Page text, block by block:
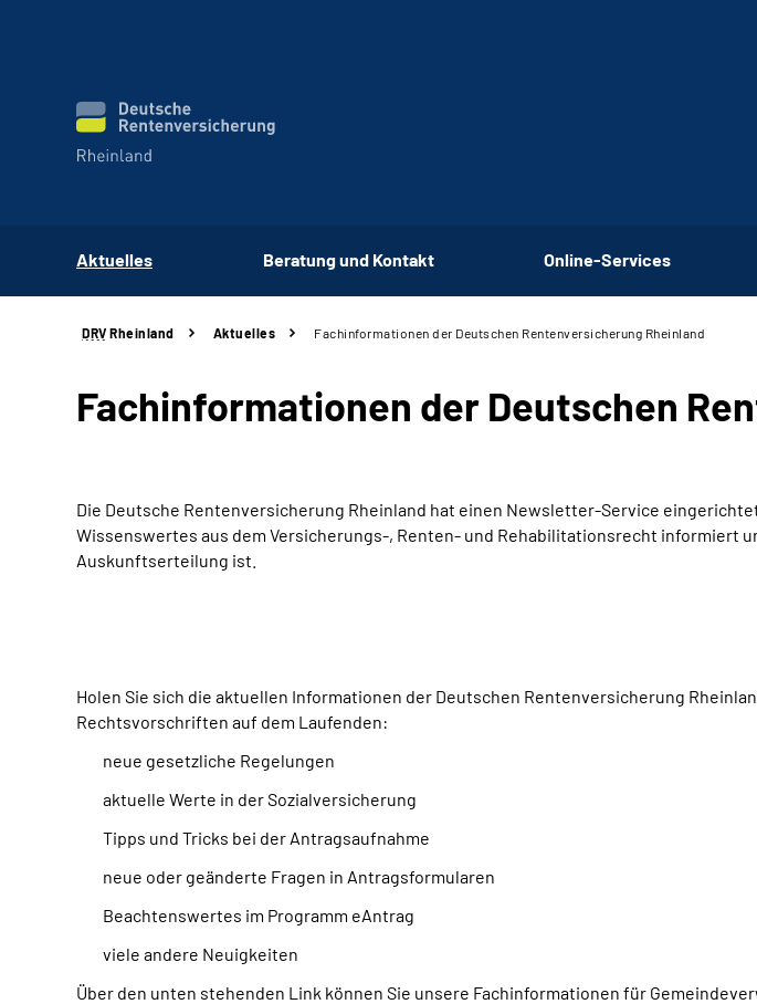
Aktuelles Beratung und Kontakt Online-Services
DRV Rheinland Aktuelles Fachinformationen der Deutschen Rentenversicherung Rheinland
Fachinformationen der Deutschen
Die Deutsche Rentenversicherung Rheinland hat einen Newsletter-Service
Wissenswertes aus dem Versicherungs-, Renten- und Rehabilitationsrecht informiert
Auskunftserteilung ist.
Holen Sie sich die aktuellen Informationen der Deutschen Rentenversicherung
Rechtsvorschriften auf dem Laufenden:
neue gesetzliche Regelungen
aktuelle Werte in der Sozialversicherung
Tipps und Tricks bei der Antragsaufnahme
neue oder geänderte Fragen in Antragsformularen
Beachtenswertes im Programm eAntrag
viele andere Neuigkeiten
Über den unten stehenden Link können Sie unsere Fachinformationen für